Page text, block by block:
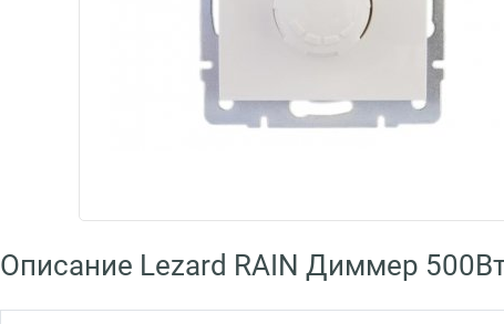
Описание Lezard RAIN Диммер